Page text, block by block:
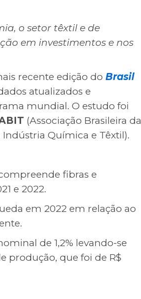
o setor têxtil e de
em investimentos e nos
recente edição do Brasil
atualizados e
mundial. O estudo foi
(Associação Brasileira da
Química e Têxtil).
fibras e
e 2022.
em 2022 em relação ao
de 1,2% levando-se
produção, que foi de R$